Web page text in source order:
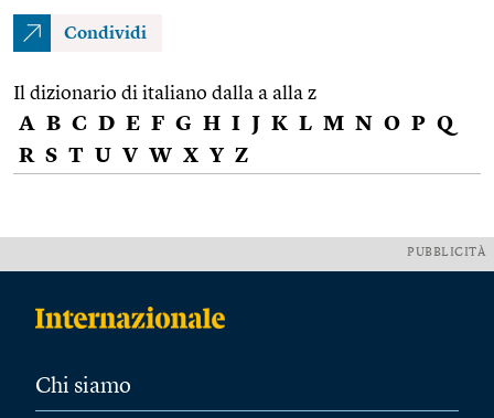
Condividi
Il dizionario di italiano dalla a alla z
A B C D E F G H I J K L M N O P Q
R S T U V W X Y Z
PUBBLICITÀ
Chi siamo